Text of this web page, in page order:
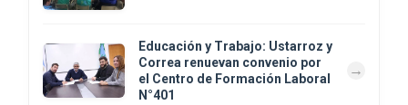
Educación y Trabajo: Ustarroz y
Correa renuevan convenio por
el Centro de Formación Laboral
N°401